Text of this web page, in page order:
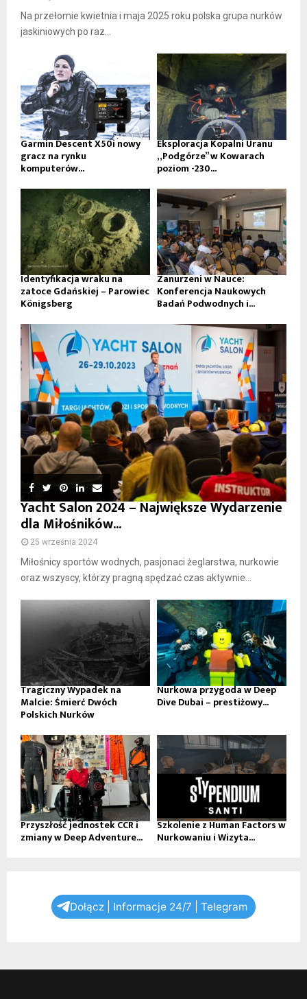
Na przełomie kwietnia i maja 2025 roku polska grupa nurków
jaskiniowych po raz...
Garmin Descent X50i nowy
gracz na rynku
komputerów...
Eksploracja Kopalni Uranu
„Podgórze” w Kowarach
poziom -230...
Identyfikacja wraku na
zatoce Gdańskiej – Parowiec
Königsberg
Zanurzeni w Nauce:
Konferencja Naukowych
Badań Podwodnych i...
Yacht Salon 2024 – Największe Wydarzenie
dla Miłośników...
25 września 2024
Miłośnicy sportów wodnych, pasjonaci żeglarstwa, nurkowie
oraz wszyscy, którzy pragną spędzać czas aktywnie...
Tragiczny Wypadek na
Malcie: Śmierć Dwóch
Polskich Nurków
Nurkowa przygoda w Deep
Dive Dubai – prestiżowy...
Przyszłość jednostek CCR i
zmiany w Deep Adventure...
Szkolenie z Human Factors w
Nurkowaniu i Wizyta...
Dołącz | Informacje 24/7 | Telegram